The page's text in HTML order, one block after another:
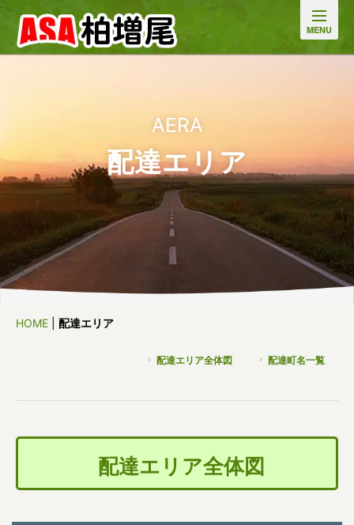
AERA
配達エリア
HOME 配達エリア
配達エリア全体図 配達町名一覧
配達エリア全体図